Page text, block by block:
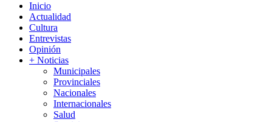
Inicio
Actualidad
Cultura
Entrevistas
Opinión
+ Noticias
Municipales
Provinciales
Nacionales
Internacionales
Salud